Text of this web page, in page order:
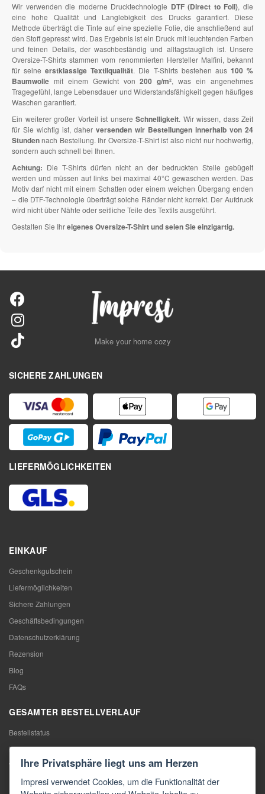
Wir verwenden die moderne Drucktechnologie DTF (Direct to Foil), die
eine hohe Qualität und Langlebigkeit des Drucks garantiert. Diese
Methode überträgt die Tinte auf eine spezielle Folie, die anschließend auf
den Stoff gepresst wird. Das Ergebnis ist ein Druck mit leuchtenden Farben
und feinen Details, der waschbeständig und alltagstauglich ist. Unsere
Oversize-T-Shirts stammen vom renommierten Hersteller Malfini, bekannt
für seineerstklassige Textilqualität. Die T-Shirts bestehen aus 100 %
Baumwolle mit einem Gewicht von200 g/m², was ein angenehmes
Tragegefühl, lange Lebensdauer und Widerstandsfähigkeit gegen häufiges
Waschen garantiert.
Ein weiterer großer Vorteil ist unsere Schnelligkeit. Wir wissen, dass Zeit
für Sie wichtig ist, daher versenden wir Bestellungen innerhalb von 24
Stundennach Bestellung. Ihr Oversize-T-Shirt ist also nicht nur hochwertig,
sondern auch schnell bei Ihnen.
Achtung: Die T-Shirts dürfen nicht an der bedruckten Stelle gebügelt
werden und müssen auf links bei maximal 40°C gewaschen werden. Das
Motiv darf nicht mit einem Schatten oder einem weichen Übergang enden
– die DTF-Technologie überträgt solche Ränder nicht korrekt. Der Aufdruck
wird nicht über Nähte oder seitliche Teile des Textils ausgeführt.
Gestalten Sie Ihreigenes Oversize-T-Shirt und seien Sie einzigartig.
Make your home cozy
SICHERE ZAHLUNGEN
LIEFERMÖGLICHKEITEN
EINKAUF
Geschenkgutschein
Liefermöglichkeiten
Sichere Zahlungen
Geschäftsbedingungen
Datenschutzerklärung
Rezension
Blog
FAQs
GESAMTER BESTELLVERLAUF
Bestellstatus
Meine Bestellung
Warentausch
Rücktritt vom Vertrag
Ihre Privatsphäre liegt uns am Herzen
Impresi verwendet Cookies, um die Funktionalität der